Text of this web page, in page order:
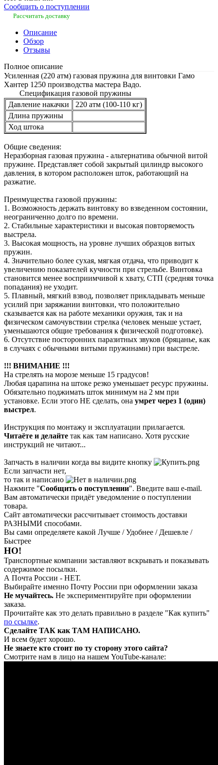
Сообщить о поступлении
Рассчитать доставку
Описание
Обзор
Отзывы
Полное описание
Усиленная (220 атм) газовая пружина для винтовки Гамо
Хантер 1250 производства мастера Вадо.
Спецификация газовой пружины
Давление накачки
220 атм (100-110 кг)
Длина пружины
Ход штока
Общие сведения:
Неразборная газовая пружина - альтернатива обычной витой
пружине. Представляет собой закрытый цилиндр высокого
давления, в котором расположен шток, работающий на
разжатие.
Преимущества газовой пружины:
1. Возможность держать винтовку во взведенном состоянии,
неограниченно долго по времени.
2. Стабильные характеристики и высокая повторяемость
выстрела.
3. Высокая мощность, на уровне лучших образцов витых
пружин.
4. Значительно более сухая, мягкая отдача, что приводит к
увеличению показателей кучности при стрельбе. Винтовка
становится менее восприимчивой к хвату, СТП (средняя точка
попадания) не уходит.
5. Плавный, мягкий взвод, позволяет прикладывать меньше
усилий при заряжании винтовки, что положительно
сказывается как на работе механики оружия, так и на
физическом самочувствии стрелка (человек меньше устает,
уменьшаются общие требования к физической подготовке).
6. Отсутствие посторонних паразитных звуков (бряцанье, как
в случаях с обычными витыми пружинами) при выстреле.
!!! ВНИМАНИЕ !!!
На стрелять на морозе меньше 15 градусов!
Любая царапина на штоке резко уменьшает ресурс пружины.
Обязательно поджимать шток минимум на 2 мм при
установке. Если этого НЕ сделать, она умрет через 1 (один)
выстрел.
Инструкция по монтажу и эксплуатации прилагается.
Читаёте и делайте так как там написано. Хотя русские
инструкций не читают...
Запчасть в наличии когда вы видите кнопку
Если запчасти нет,
то так и написано
Нажмите "Сообщить о поступлении". Введите ваш e-mail.
Вам автоматически придёт уведомление о поступлении
товара.
Сайт автоматически рассчитывает стоимость доставки
РАЗНЫМИ способами.
Вы сами определяете какой Лучше / Удобнее / Дешевле /
Быстрее
НО!
Транспортные компании заставляют вскрывать и показывать
содержимое посылки.
А Почта России - НЕТ.
Выбирайте именно Почту России при оформлении заказа
Не мучайтесь. Не экспериментируйте при оформлении
заказа.
Прочитайте как это делать правильно в разделе "Как купить"
по ссылке.
Сделайте ТАК как ТАМ НАПИСАНО.
И всем будет хорошо.
Не знаете кто стоит по ту сторону этого сайта?
Смотрите нам в лицо на нашем YouTube-канале: